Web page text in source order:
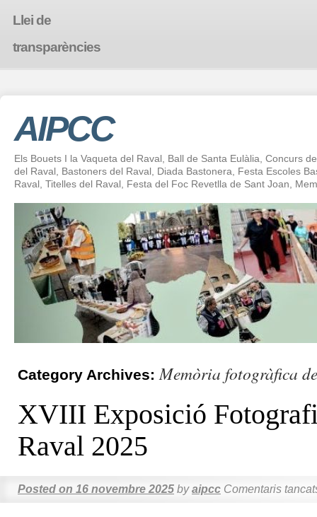
Llei de
transparències
AIPCC
Els Bouets I la Vaqueta del Raval, Ball de Santa Eulàlia, Concurs
del Raval, Bastoners del Raval, Diada Bastonera, Festa Escoles
Raval, Titelles del Raval, Festa del Foc Revetlla de Sant Joan,
Category Archives: Memòria fotogràfica
XVIII Exposició
Raval 2025
Posted on 16 novembre 2025 by aipcc Comentaris